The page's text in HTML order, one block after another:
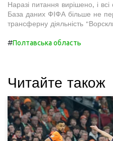
Наразі питання вирішено, і
База даних ФІФА більше не
трансферну діяльність
#Полтавська область
Читайте також